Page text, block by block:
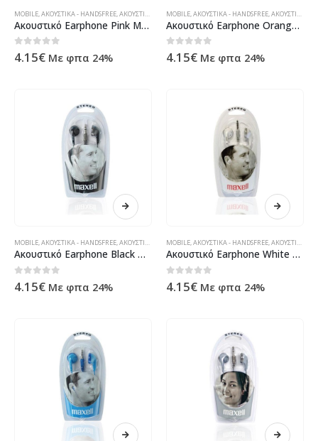
MOBILE ΑΚΟΥΣΤΙΚΆ - HANDSFREE ΑΚΟΥΣΤΙΚΆ - HANDSFREE ,ΠΕΡΙΦΕΡΕΙΑΚΆ
Ακουστικό Earphone Pink Maxell
0out of 5
4.15€ Με φπα 24%
MOBILE ΑΚΟΥΣΤΙΚΆ - HANDSFREE ΑΚΟΥΣΤΙΚΆ - HANDSFREE
Ακουστικό Earphone Orange Maxell
0out of 5
4.15€ Με φπα 24%
MOBILE,ΑΚΟΥΣΤΙΚΆ - HANDSFREE,ΑΚΟΥΣΤΙΚΆ - HANDSFREE ,ΠΕΡΙΦΕΡΕΙΑΚΆ
Ακουστικό Earphone Black Maxell
0out of 5
4.15€ Με φπα 24%
MOBILE,ΑΚΟΥΣΤΙΚΆ - HANDSFREE,ΑΚΟΥΣΤΙΚΆ - HANDSFREE
Ακουστικό Earphone White Maxell
0out of 5
4.15€ Με φπα 24%